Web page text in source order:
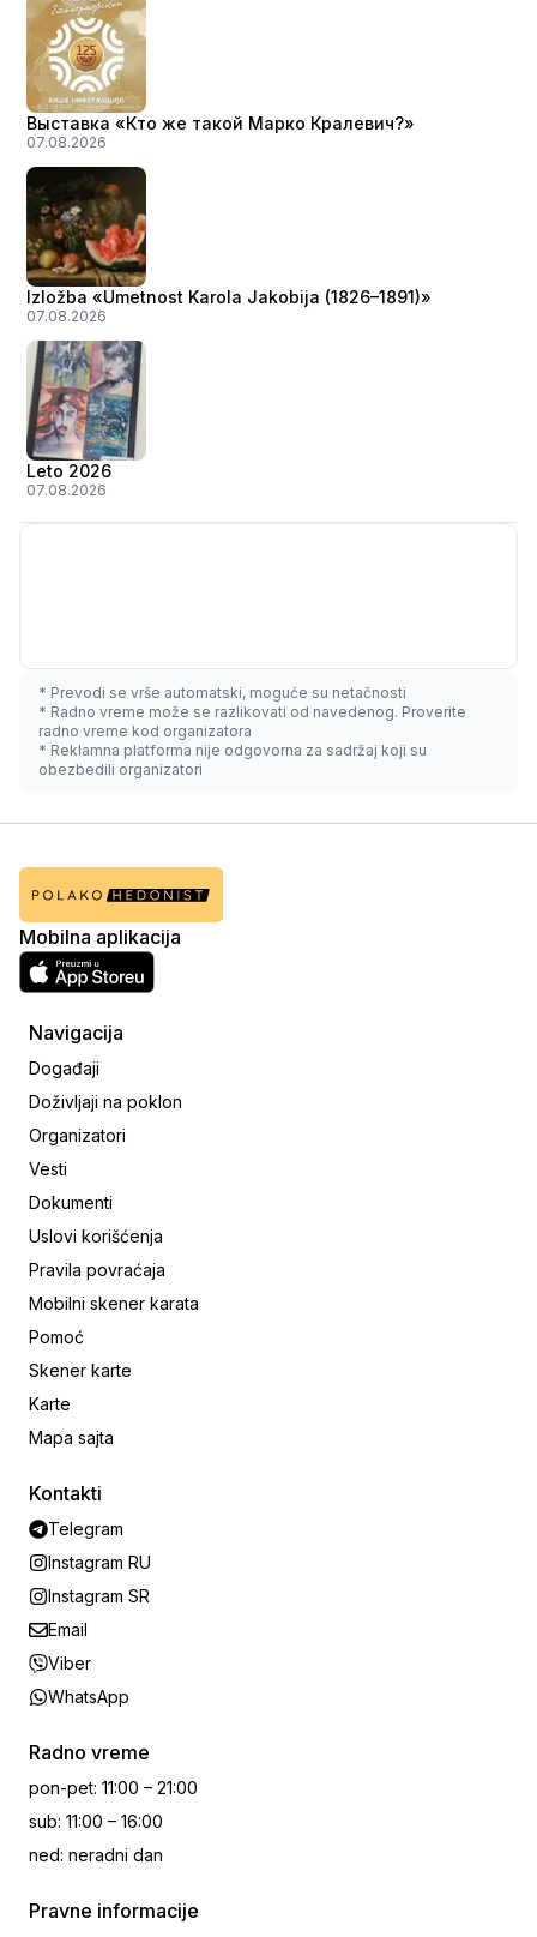
Выставка «Кто же такой Марко Кралевич?»
07.08.2026
Izložba «Umetnost Karola Jakobija (1826–1891)»
07.08.2026
Leto 2026
07.08.2026
* Prevodi se vrše automatski, moguće su netačnosti
* Radno vreme može se razlikovati od navedenog. Proverite
radno vreme kod organizatora
* Reklamna platforma nije odgovorna za sadržaj koji su
obezbedili organizatori
Mobilna aplikacija
Navigacija
Događaji
Doživljaji na poklon
Organizatori
Vesti
Dokumenti
Uslovi korišćenja
Pravila povraćaja
Mobilni skener karata
Pomoć
Skener karte
Karte
Mapa sajta
Kontakti
Telegram
Instagram RU
Instagram SR
Email
Viber
WhatsApp
Radno vreme
pon-pet: 11:00 – 21:00
sub: 11:00 – 16:00
ned: neradni dan
Pravne informacije